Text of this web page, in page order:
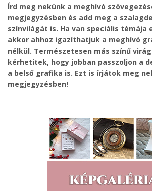
Írd meg nekünk a meghívó
megjegyzésben és add meg a
színvilágát is. Ha van speciális témája
akkor ahhoz igazíthatjuk a meghívó
nélkül. Természetesen más színű
kérhetitek, hogy jobban passzoljon a
a belső grafika is. Ezt is írjátok meg
megjegyzésben!